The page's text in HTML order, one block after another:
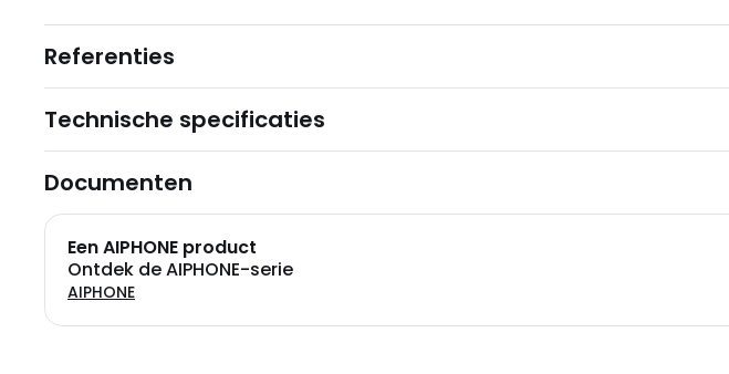
Referenties
Technische specificaties
Documenten
Een AIPHONE product
Ontdek de AIPHONE-serie
AIPHONE